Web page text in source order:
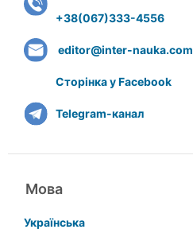
+38(067)333-4556
editor@inter-nauka.com
Сторінка у Facebook
Telegram-канал
Мова
Українська